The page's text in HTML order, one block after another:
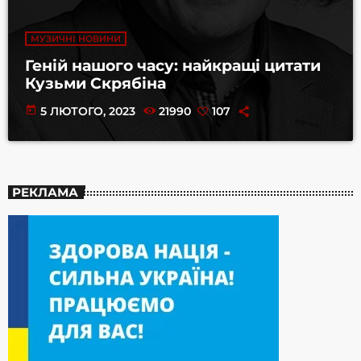
МУЗИЧНІ НОВИНИ
Геній нашого часу: найкращі цитати
Кузьми Скрябіна
today 5 ЛЮТОГО, 2023 21990 107
РЕКЛАМА